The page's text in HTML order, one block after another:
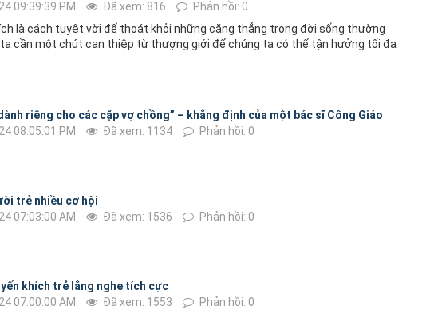
09:39:39 PM
Đã xem: 816
Phản hồi: 0
là cách tuyệt vời để thoát khỏi những căng thẳng trong đời sống thường
ta cần một chút can thiệp từ thượng giới để chúng ta có thể tận hưởng tối đa
riêng cho các cặp vợ chồng” – khẳng định của một bác sĩ Công Giáo
08:05:01 PM
Đã xem: 1134 Phản hồi: 0
trẻ nhiều cơ hội
07:03:00 AM
Đã xem: 1536 Phản hồi: 0
khích trẻ lắng nghe tích cực
07:00:00 AM
Đã xem: 1553 Phản hồi: 0